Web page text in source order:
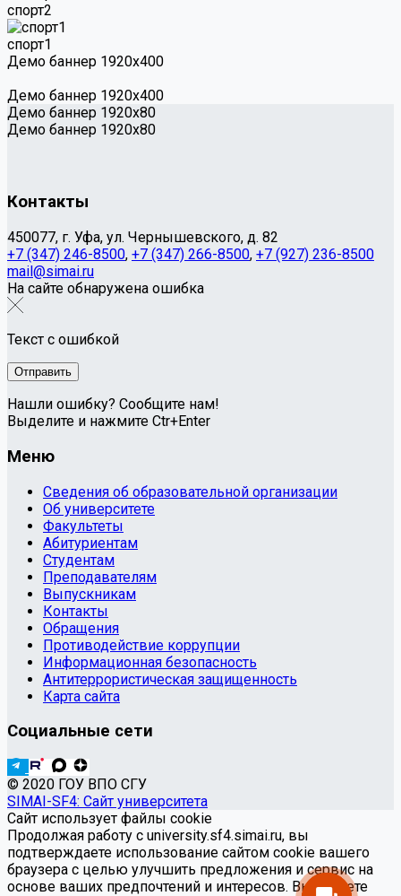
спорт2
спорт1
Демо баннер 1920х400
Демо баннер 1920х400
Демо баннер 1920x80
Демо баннер 1920x80
Контакты
450077, г. Уфа, ул. Чернышевского, д. 82
+7 (347) 246-8500, +7 (347) 266-8500, +7 (927) 236-8500
mail@simai.ru
На сайте обнаружена ошибка
Текст с ошибкой
Нашли ошибку? Сообщите нам!
Выделите и нажмите Ctr+Enter
Меню
Сведения об образовательной организации
Об университете
Факультеты
Абитуриентам
Студентам
Преподавателям
Выпускникам
Контакты
Обращения
Противодействие коррупции
Информационная безопасность
Антитеррористическая защищенность
Карта сайта
Социальные сети
© 2020 ГОУ ВПО СГУ
SIMAI-SF4: Сайт университета
Сайт использует файлы cookie
Продолжая работу с university.sf4.simai.ru, вы
подтверждаете использование сайтом cookie вашего
браузера с целью улучшить предложения и сервис на
основе ваших предпочтений и интересов. Вы можете